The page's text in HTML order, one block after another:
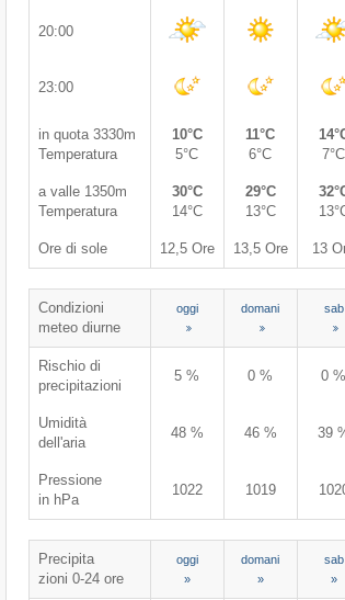
20:00
23:00
in quota 3330m
Temperatura
10°C
5°C
11°C
6°C
7°C
a valle 1350m
Temperatura
30°C
14°C
29°C
13°C
Ore di sole 12,5 Ore 13,5 Ore 13
Condizioni
meteo diurne
oggi domani sab
Rischio di
precipitazioni
5 % 0 % 0 %
Umidità
dell'aria
48 % 46 % 39
Pressione
in hPa
1022 1019
Precipita
zioni 0-24 ore
oggi
»
domani
»
sab
»